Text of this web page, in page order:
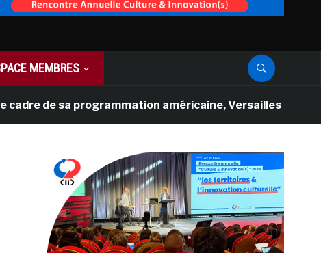
MEMBRES
de sa programmation américaine, Versailles présente